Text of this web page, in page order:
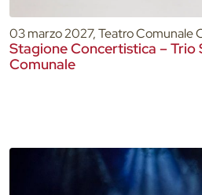
03 marzo 2027, Teatro Comunale
Stagione Concertistica – Trio
Comunale